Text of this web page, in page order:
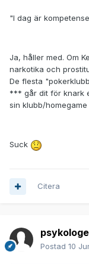
"I dag är
Ja, håller med. Om
narkotika och
De flesta
*** går dit för knark
sin klubb/homegame
Suck
Citera
Postad 10